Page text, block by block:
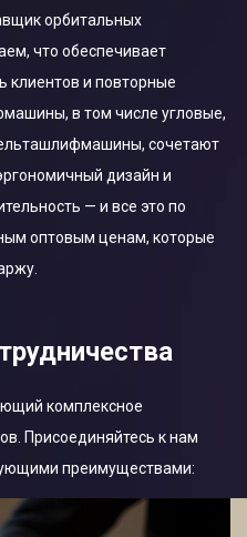
орбитальных
что обеспечивает
клиентов и повторные
в том числе угловые,
сочетают
дизайн и
— и все это по
оптовым ценам, которые
комплексное
Присоединяйтесь к нам
преимуществами: